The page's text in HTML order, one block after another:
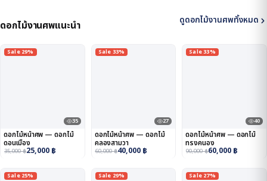
ดอกไม้งานศพแนะนำ ดูดอกไม้งานศพทั้งหมด
Sale 29%
35
ดอกไม้หน้าศพ — ดอกไม้
ดอนเมือง
35,000฿25,000 ฿
Sale 33%
27
ดอกไม้หน้าศพ — ดอกไม้
คลองสามวา
60,000฿40,000 ฿
Sale 33%
40
ดอกไม้หน้าศพ — ดอกไม้
ทรงคนอง
90,000฿60,000 ฿
Sale 25% Sale 29% Sale 27%